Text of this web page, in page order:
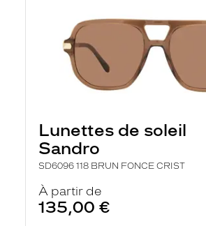
Lunettes de soleil
Sandro
SD6096 118 BRUN FONCE CRIST
À partir de
135,00 €